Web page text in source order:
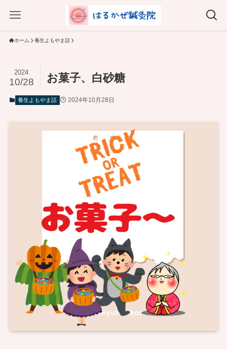
ホーム 養生よもやま話
お菓子、白砂糖
2024
10/28
養生よもやま話 2024年10月28日